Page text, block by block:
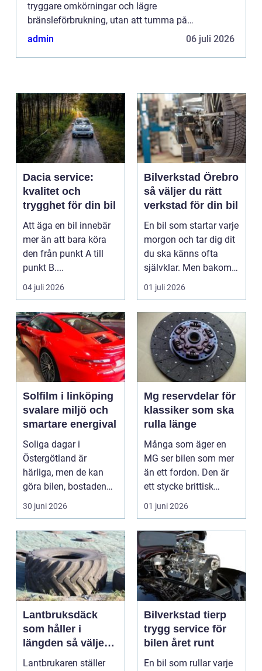
tryggare omkörningar och lägre
bränsleförbrukning, utan att tumma på
driftsäkerheten. Genom modern motoroptimering
admin 06 juli 2026
Dacia service:
kvalitet och
trygghet för din bil
Att äga en bil innebär
mer än att bara köra
den från punkt A till
punkt B....
04 juli 2026
Bilverkstad Örebro
så väljer du rätt
verkstad för din bil
En bil som startar varje
morgon och tar dig dit
du ska känns ofta
självklar. Men bakom
varje problem...
01 juli 2026
Solfilm i linköping
svalare miljö och
smartare energival
Soliga dagar i
Östergötland är
härliga, men de kan
göra bilen, bostaden
eller kontoret varma
och blä...
30 juni 2026
Mg reservdelar för
klassiker som ska
rulla länge
Många som äger en
MG ser bilen som mer
än ett fordon. Den är
ett stycke brittisk
bilhistoria, en hob...
01 juni 2026
Lantbruksdäck
som håller i
längden så väljer
du rätt
Lantbrukaren ställer
Bilverkstad tierp
trygg service för
bilen året runt
En bil som rullar varje